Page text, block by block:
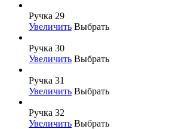
Ручка 29
Увеличить Выбрать
Ручка 30
Увеличить Выбрать
Ручка 31
Увеличить Выбрать
Ручка 32
Увеличить Выбрать